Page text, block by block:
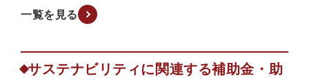
一覧を見る
サステナビリティに関連する補助金・助